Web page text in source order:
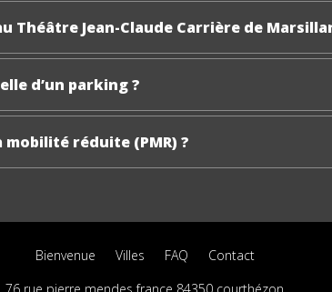
Théâtre Jean-Claude Carrière de
d’un parking ?
mobilité réduite (PMR) ?
Bienvenue Villes FAQ
Contact